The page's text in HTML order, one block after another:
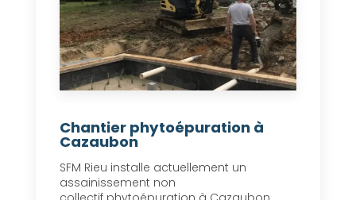
Chantier phytoépuration à
Cazaubon
SFM Rieu installe actuellement un
assainissement non